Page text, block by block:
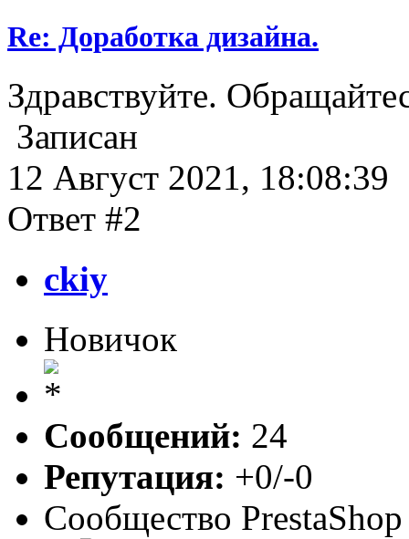
Re: Доработка дизайна.
Здравствуйте.
Записан
12 Август 2021, 18:08:39
Ответ #2
ckiy
Новичок
Сообщений: 24
Репутация: +0/-0
Сообщество PrestaShop